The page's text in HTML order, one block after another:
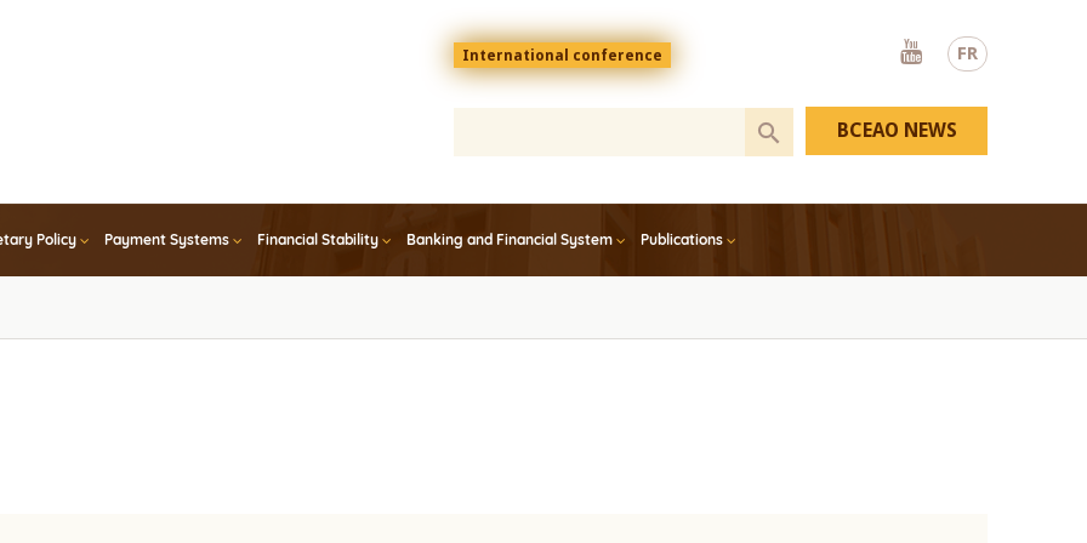
FR
Menu
top
En
International conference
Youtube
Policy Payment Systems Financial Stability Banking and Financial System Publications
BCEAO NEWS